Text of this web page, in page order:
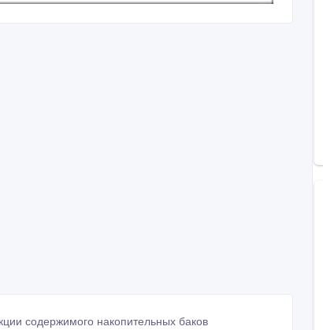
содержимого накопительных баков